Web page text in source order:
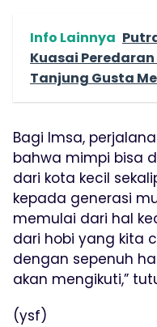
Info Lainnya
Kuasai
Tanjung Gusta
Bagi Imsa,
bahwa mimpi bisa
dari kota kecil
kepada generasi
memulai dari hal
dari hobi yang kita
dengan sepenuh
akan mengikuti,”
(ysf)